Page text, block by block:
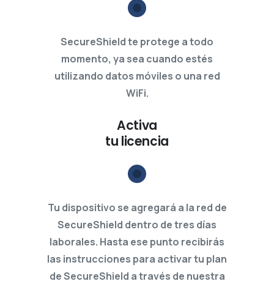
SecureShield te protege a todo
momento, ya sea cuando estés
utilizando datos móviles o una red
WiFi.
Activa
tu licencia
Tu dispositivo se agregará a la red de
SecureShield dentro de tres días
laborales. Hasta ese punto recibirás
las instrucciones para activar tu plan
de SecureShield a través de nuestra